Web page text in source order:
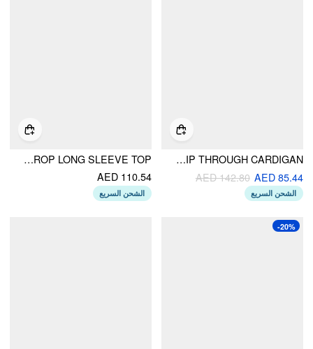
KNIT HOODED LONG SLEEVE CONTRASTING BINDING ZIP THROUGH CARDIGAN
AED 85.44
AED 142.80
الشحن السريع
ROUND NECKLINE RUCHED TANK TOP & CROP LONG SLEEVE TOP
AED 110.54
الشحن السريع
-20%